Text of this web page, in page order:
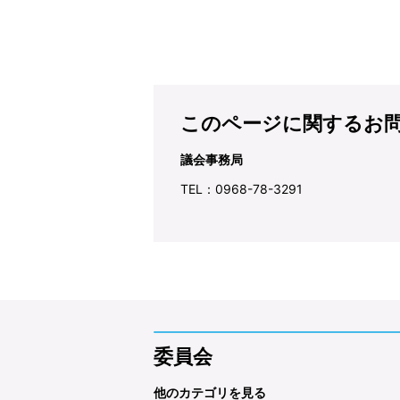
このページに関するお
議会事務局
TEL：0968-78-3291
委員会
他のカテゴリを見る